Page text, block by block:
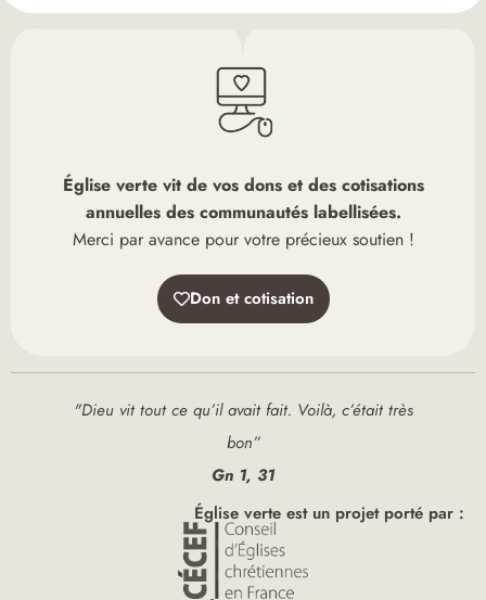
Église verte vit de vos dons et des cotisations
annuelles des communautés labellisées.
Merci par avance pour votre précieux soutien !
Don et cotisation
"Dieu vit tout ce qu’il avait fait. Voilà, c’était très
bon”
Gn 1, 31
Église verte est un projet porté par :